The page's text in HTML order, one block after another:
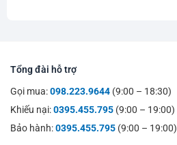
Tổng đài hỗ trợ
Gọi mua:098.223.9644 (9:00 – 18:30)
Khiếu nại:0395.455.795 (9:00 – 19:00)
Bảo hành:0395.455.795 (9:00 – 19:00)